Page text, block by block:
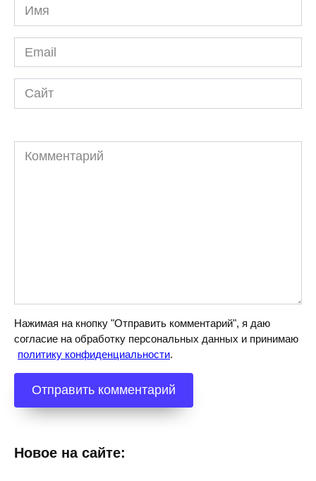
Имя
*
Email
*
Сайт
Комментарий
Нажимая на кнопку "Отправить комментарий", я даю
согласие на обработку персональных данных и принимаю
политику конфиденциальности.
Новое на сайте: